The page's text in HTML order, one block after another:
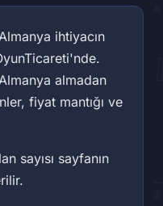
ihtiyacın
almadan
fiyat mantığı ve
sayısı sayfanın